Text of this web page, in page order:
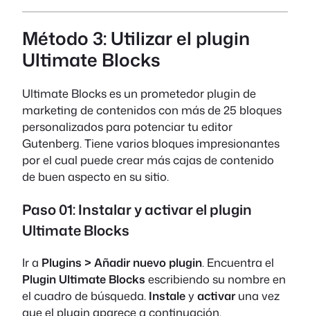
Método 3: Utilizar el plugin
Ultimate Blocks
Ultimate Blocks es un prometedor plugin de
marketing de contenidos con más de 25 bloques
personalizados para potenciar tu editor
Gutenberg. Tiene varios bloques impresionantes
por el cual puede crear más cajas de contenido
de buen aspecto en su sitio.
Paso 01: Instalar y activar el plugin
Ultimate Blocks
Ir a Plugins > Añadir nuevo plugin. Encuentra el
Plugin Ultimate Blocks escribiendo su nombre en
el cuadro de búsqueda. Instaleyactivar una vez
que el plugin aparece a continuación.